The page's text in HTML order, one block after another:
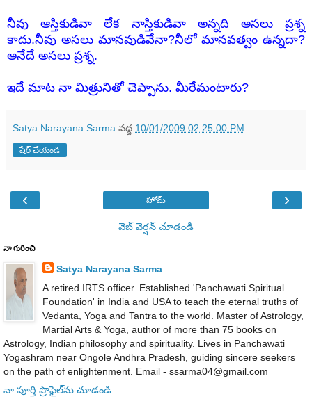
నీవు ఆస్తికుడివా లేక నాస్తికుడివా అన్నది అసలు ప్రశ్న
కాదు.నీవు అసలు మానవుడివేనా?నీలో మానవత్వం ఉన్నదా?
అనేదే అసలు ప్రశ్న.
ఇదే మాట నా మిత్రునితో చెప్పాను. మీరేమంటారు?
Satya Narayana Sarma వద్ద 10/01/2009 02:25:00 PM
షేర్ చేయండి
‹ ›
హోమ్
వెబ్ వెర్షన్‌ చూడండి
నా గురించి
Satya Narayana Sarma
A retired IRTS officer. Established 'Panchawati Spiritual
Foundation' in India and USA to teach the eternal truths of
Vedanta, Yoga and Tantra to the world. Master of Astrology,
Martial Arts & Yoga, author of more than 75 books on
Astrology, Indian philosophy and spirituality. Lives in Panchawati
Yogashram near Ongole Andhra Pradesh, guiding sincere seekers
on the path of enlightenment. Email - ssarma04@gmail.com
నా పూర్తి ప్రొఫైల్‌ను చూడండి